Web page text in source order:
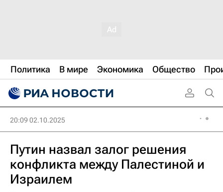
Политика В мире Экономика Общество
20:09 02.10.2025
Путин назвал залог решения
конфликта между Палестиной и
Израилем